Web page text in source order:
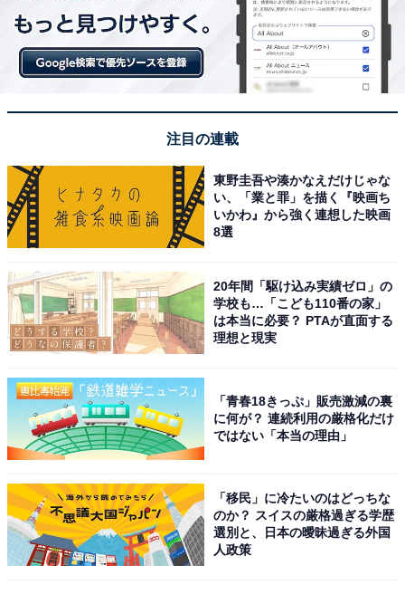
注目の連載
東野圭吾や湊かなえだけじゃな
い、「業と罪」を描く『映画ち
いかわ』から強く連想した映画
8選
20年間「駆け込み実績ゼロ」の
学校も…「こども110番の家」
は本当に必要？ PTAが直面する
理想と現実
「青春18きっぷ」販売激減の裏
に何が？ 連続利用の厳格化だけ
ではない「本当の理由」
「移民」に冷たいのはどっちな
のか？ スイスの厳格過ぎる学歴
選別と、日本の曖昧過ぎる外国
人政策